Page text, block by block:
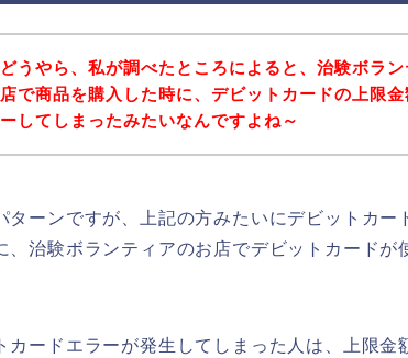
どうやら、私が調べたところによると、治験ボラ
店で商品を購入した時に、デビットカードの上限
ーしてしまったみたいなんですよね～
ターンですが、上記の方みたいにデビットカー
、治験ボランティアのお店でデビットカードが
カードエラーが発生してしまった人は、上限金